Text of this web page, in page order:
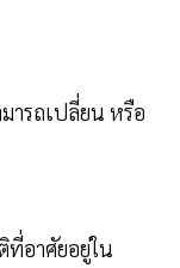
ารถเปลี่ยน หรือ
ที่อาศัยอยู่ใน